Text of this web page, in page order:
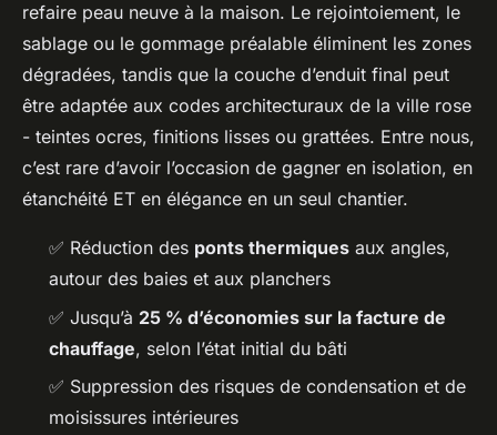
refaire peau neuve à la maison. Le rejointoiement, le
sablage ou le gommage préalable éliminent les zones
dégradées, tandis que la couche d’enduit final peut
être adaptée aux codes architecturaux de la ville rose
- teintes ocres, finitions lisses ou grattées. Entre nous,
c’est rare d’avoir l’occasion de gagner en isolation, en
étanchéité ET en élégance en un seul chantier.
✅ Réduction des ponts thermiques aux angles,
autour des baies et aux planchers
✅ Jusqu’à 25 % d’économies sur la facture de
chauffage, selon l’état initial du bâti
✅ Suppression des risques de condensation et de
moisissures intérieures